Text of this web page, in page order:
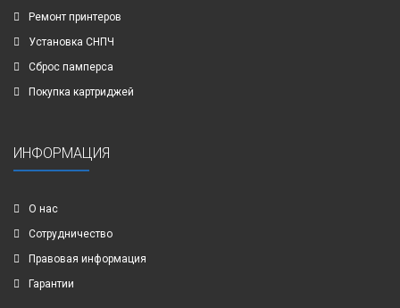
Ремонт принтеров
Установка СНПЧ
Сброс памперса
Покупка картриджей
ИНФОРМАЦИЯ
О нас
Сотрудничество
Правовая информация
Гарантии